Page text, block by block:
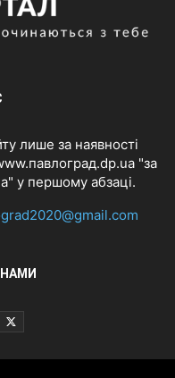
лише за наявності
"за
у першому абзаці.